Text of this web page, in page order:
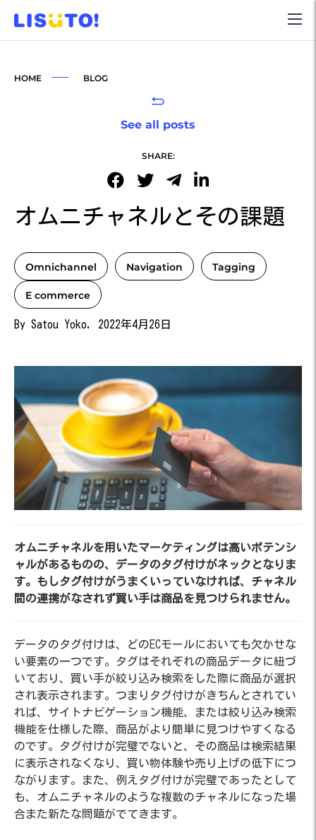
HOME BLOG
オムニチャネルとその課題
Omnichannel Navigation Tagging
E commerce
By Satou Yoko, 2022年4月26日
オムニチャネルを用いたマーケティングは高いポテンシ
ャルがあるものの、データのタグ付けがネックとなりま
す。もしタグ付けがうまくいっていなければ、チャネル
間の連携がなされず買い手は商品を見つけられません。
データのタグ付けは、どのECモールにおいても欠かせな
い要素の一つです。タグはそれぞれの商品データに紐づ
いており、買い手が絞り込み検索をした際に商品が選択
され表示されます。つまりタグ付けがきちんとされてい
れば、サイトナビゲーション機能、または絞り込み検索
機能を仕様した際、商品がより簡単に見つけやすくなる
のです。タグ付けが完璧でないと、その商品は検索結果
に表示されなくなり、買い物体験や売り上げの低下につ
ながります。また、例えタグ付けが完璧であったとして
も、オムニチャネルのような複数のチャネルになった場
合また新たな問題がでてきます。
See all posts
SHARE: